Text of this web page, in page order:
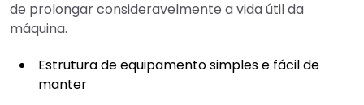
de prolongar consideravelmente a vida útil da
máquina.
Estrutura de equipamento simples e fácil de
manter